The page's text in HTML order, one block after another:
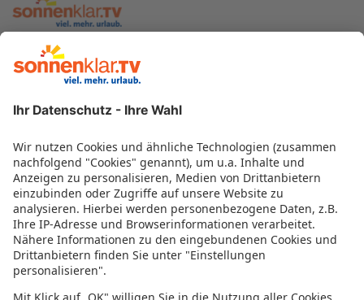
zur sonnenklar.TV Webseite
Moderatoren
Impressum
Informationen zur Barrierefreiheit
Datenschutz
Datenschutzeinstellungen